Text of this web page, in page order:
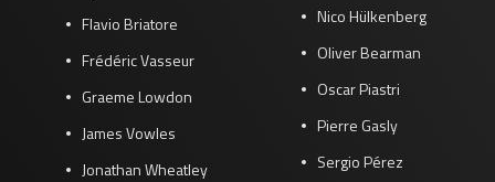
Flavio Briatore
Frédéric Vasseur
Graeme Lowdon
James Vowles
Jonathan Wheatley
Nico Hülkenberg
Oliver Bearman
Oscar Piastri
Pierre Gasly
Sergio Pérez